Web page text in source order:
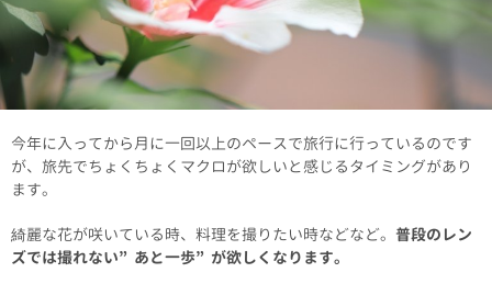
今年に入ってから月に一回以上のペースで旅行に行っているのです
が、旅先でちょくちょくマクロが欲しいと感じるタイミングがあり
ます。
綺麗な花が咲いている時、料理を撮りたい時などなど。 普段のレン
ズでは撮れない”あと一歩”が欲しくなります。